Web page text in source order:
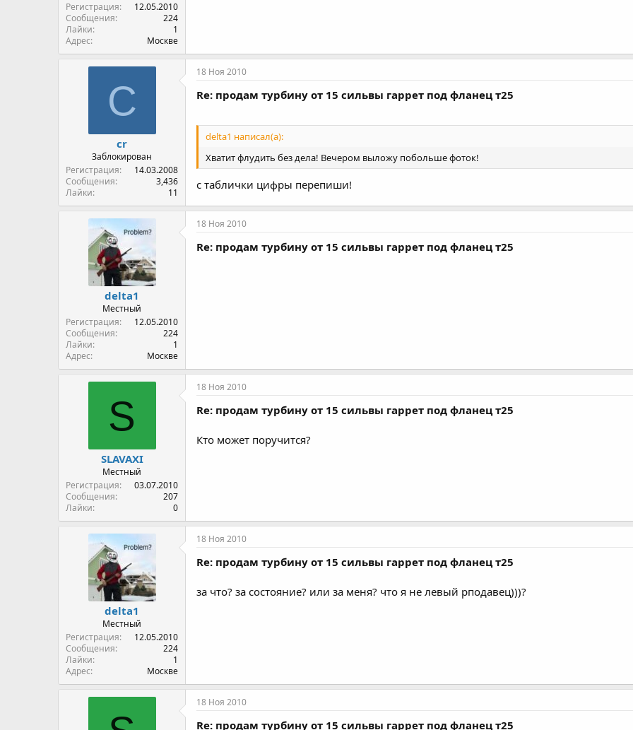
Регистрация
12.05.2010
Сообщения
224
Лайки
1
Адрес
Москве
C
cr
Заблокирован
Регистрация
14.03.2008
Сообщения
3,436
Лайки
11
18 Ноя 2010
Re: продам турбину от 15 сильвы гаррет под фланец т25
delta1 написал(а):
Хватит флудить без дела! Вечером выложу побольше фоток!
с таблички цифры перепиши!
delta1
Местный
Регистрация
12.05.2010
Сообщения
224
Лайки
1
Адрес
Москве
18 Ноя 2010
Re: продам турбину от 15 сильвы гаррет под фланец т25
S
SLAVAXI
Местный
Регистрация
03.07.2010
Сообщения
207
Лайки
0
18 Ноя 2010
Re: продам турбину от 15 сильвы гаррет под фланец т25
Кто может поручится?
delta1
Местный
Регистрация
12.05.2010
Сообщения
224
Лайки
1
Адрес
Москве
18 Ноя 2010
Re: продам турбину от 15 сильвы гаррет под фланец т25
за что? за состояние? или за меня? что я не левый рподавец)))?
18 Ноя 2010
Re: продам турбину от 15 сильвы гаррет под фланец т25